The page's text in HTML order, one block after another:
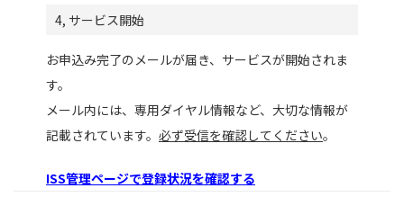
4, サービス開始
お申込み完了のメールが届き、サービスが開始されま
す。
メール内には、専用ダイヤル情報など、大切な情報が
記載されています。 必ず受信を確認してください。
ISS管理ページで登録状況を確認する